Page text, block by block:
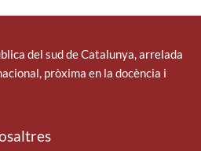
del sud de Catalunya, arrelada
pròxima en la docència i